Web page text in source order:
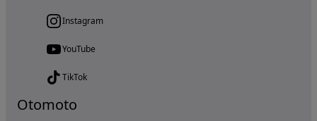
Instagram
YouTube
TikTok
Otomoto